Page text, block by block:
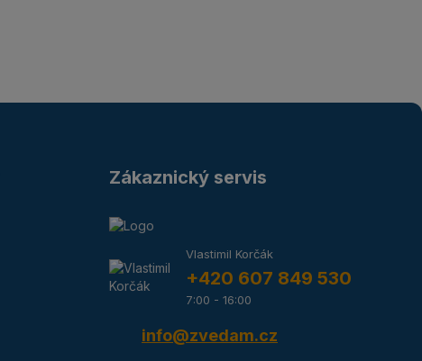
Zákaznický servis
Vlastimil Korčák
+420 607 849 530
7:00 - 16:00
info@zvedam.cz